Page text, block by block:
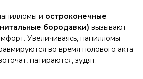
и остроконечные
бородавки) вызывают
Увеличиваясь, папилломы
во время полового акта
натираются, зудят.